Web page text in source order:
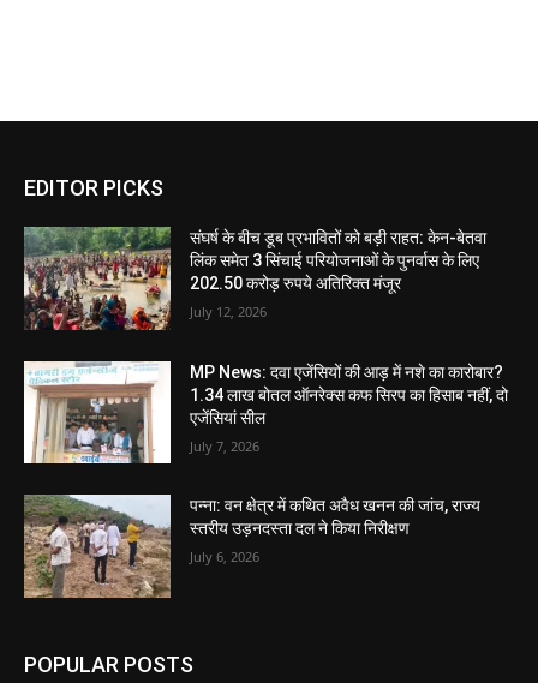
EDITOR PICKS
संघर्ष के बीच डूब प्रभावितों को बड़ी राहत: केन-बेतवा
लिंक समेत 3 सिंचाई परियोजनाओं के पुनर्वास के लिए
202.50 करोड़ रुपये अतिरिक्त मंजूर
July 12, 2026
MP News: दवा एजेंसियों की आड़ में नशे का कारोबार?
1.34 लाख बोतल ऑनरेक्स कफ सिरप का हिसाब नहीं, दो
एजेंसियां सील
July 7, 2026
पन्ना: वन क्षेत्र में कथित अवैध खनन की जांच, राज्य
स्तरीय उड़नदस्ता दल ने किया निरीक्षण
July 6, 2026
POPULAR POSTS